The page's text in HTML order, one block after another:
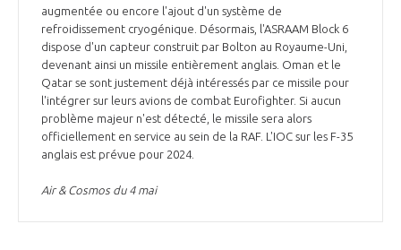
augmentée ou encore l'ajout d'un système de
refroidissement cryogénique. Désormais, l'ASRAAM Block 6
dispose d'un capteur construit par Bolton au Royaume-Uni,
devenant ainsi un missile entièrement anglais. Oman et le
Qatar se sont justement déjà intéressés par ce missile pour
l'intégrer sur leurs avions de combat Eurofighter. Si aucun
problème majeur n'est détecté, le missile sera alors
officiellement en service au sein de la RAF. L'IOC sur les F-35
anglais est prévue pour 2024.
Air & Cosmos du 4 mai